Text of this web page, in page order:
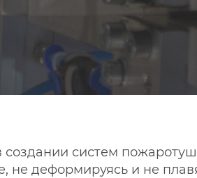
систем
не деформируясь и не